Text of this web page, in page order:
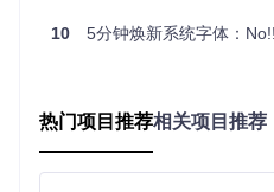
符混排时的基线对齐问题，可
企业环境批量部署方案
10 5分钟焕新系统字体：
热门项目推荐相关项目推荐